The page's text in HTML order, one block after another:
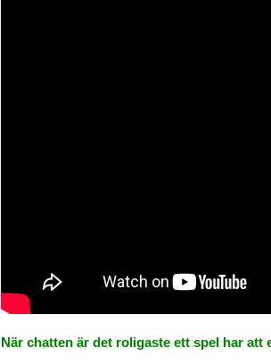
När chatten är det roligaste ett spel har att